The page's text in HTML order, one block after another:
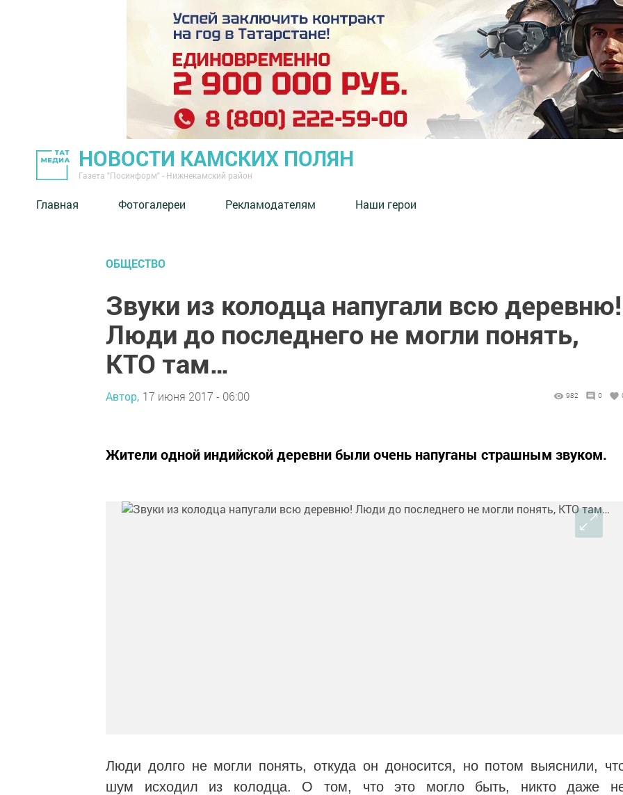
НОВОСТИ КАМСКИХ ПОЛЯН
Газета "Посинформ" - Нижнекамский район
Главная Фотогалереи Рекламодателям Наши герои
ОБЩЕСТВО
Звуки из колодца напугали всю деревню!
Люди до последнего не могли понять,
КТО там…
Автор, 17 июня 2017 - 06:00 982 0
Жители одной индийской деревни были очень напуганы страшным звуком.
Люди долго не могли понять, откуда он доносится, но потом выяснили,
шум исходил из колодца. О том, что это могло быть, никто даже